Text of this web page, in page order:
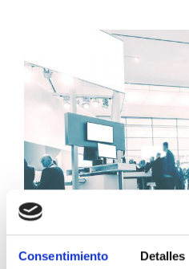
Consentimiento Detalles